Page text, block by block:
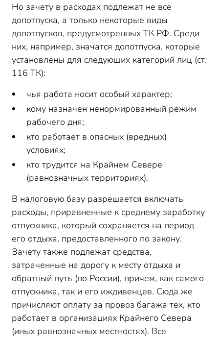
Но зачету в расходах подлежат не все
допотпуска, а только некоторые виды
допотпусков, предусмотренных ТК РФ. Среди
них, например, значатся допотпуска, которые
установлены для следующих категорий лиц (ст.
116 ТК):
чья работа носит особый характер;
кому назначен ненормированный режим
рабочего дня;
кто работает в опасных (вредных)
условиях;
кто трудится на Крайнем Севере
(равнозначных территориях).
В налоговую базу разрешается включать
расходы, приравненные к среднему заработку
отпускника, который сохраняется на период
его отдыха, предоставленного по закону.
Зачету также подлежат средства,
затраченные на дорогу к месту отдыха и
обратный путь (по России), причем, как самого
отпускника, так и его иждивенцев. Сюда же
причисляют оплату за провоз багажа тех, кто
работает в организациях Крайнего Севера
(иных равнозначных местностях). Все